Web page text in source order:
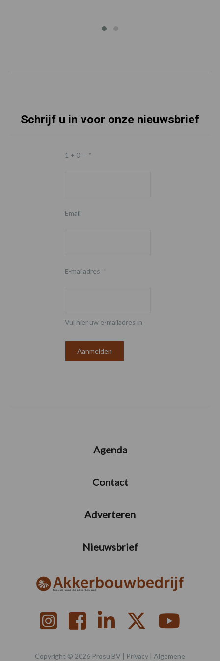
Schrijf u in voor onze nieuwsbrief
1 + 0 = *
Email
E-mailadres *
Vul hier uw e-mailadres in
Agenda
Contact
Adverteren
Nieuwsbrief
Copyright © 2026 Prosu BV | Privacy | Algemene